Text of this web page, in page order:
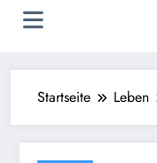
Startseite Leben